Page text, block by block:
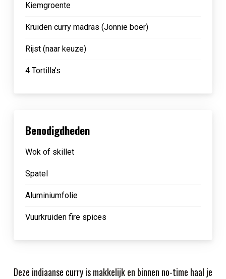
Deze indiaanse curry is makkelijk en binnen no-time haal je
Kiemgroente
Kruiden curry madras (Jonnie boer)
Rijst (naar keuze)
4 Tortilla’s
Benodigdheden
Wok of skillet
Spatel
Aluminiumfolie
Vuurkruiden fire spices